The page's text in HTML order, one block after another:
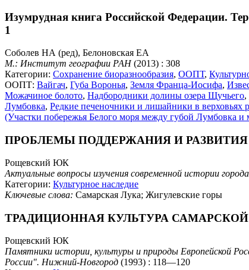
Изумрудная книга Российской Федерации.
1
Соболев НА (ред), Белоновская ЕА
М.: Институт географии РАН(2013) : 308
Категории: Сохранение биоразнообразия, ООПТ,
ООПТ: Вайгач, Губа Воронья, Земля Франца-Иосифа,
Можачиное болото, Надбородники долины озера Щучьего,
Лумбовка, Редкие печеночники и лишайники в верховьях
(Участки побережья Белого моря между губой Лумбовка
ПРОБЛЕМЫ ПОДДЕРЖАНИЯ И
Рощевский ЮК
Актуальные вопросы изучения современной истории
Категории: Культурное наследие
Ключевые слова: Самарская Лука; Жигулевские горы
ТРАДИЦИОННАЯ КУЛЬТУРА
Рощевский ЮК
Памятники истории, культуры и природы Европейской
России". Нижний-Новгород (1993) : 118—120